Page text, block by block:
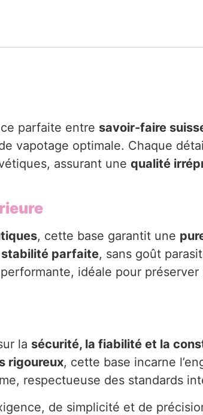
parfaite entre savoir-faire
vapotage optimale. Chaque
assurant une qualité
, cette base garantit une
stabilité parfaite, sans goût
idéale pour préserver
la sécurité, la fiabilité et la
rigoureux, cette base incarne
respectueuse des standards
de simplicité et de